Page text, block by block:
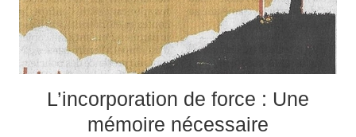
L’incorporation de force : Une
mémoire nécessaire